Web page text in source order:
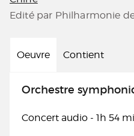
Edité par Philharmonie
Oeuvre Contient
Orchestre
Concert audio - 1h 54